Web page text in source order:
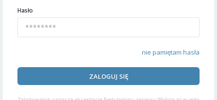
Hasło
nie pamiętam hasła
ZALOGUJ SIĘ